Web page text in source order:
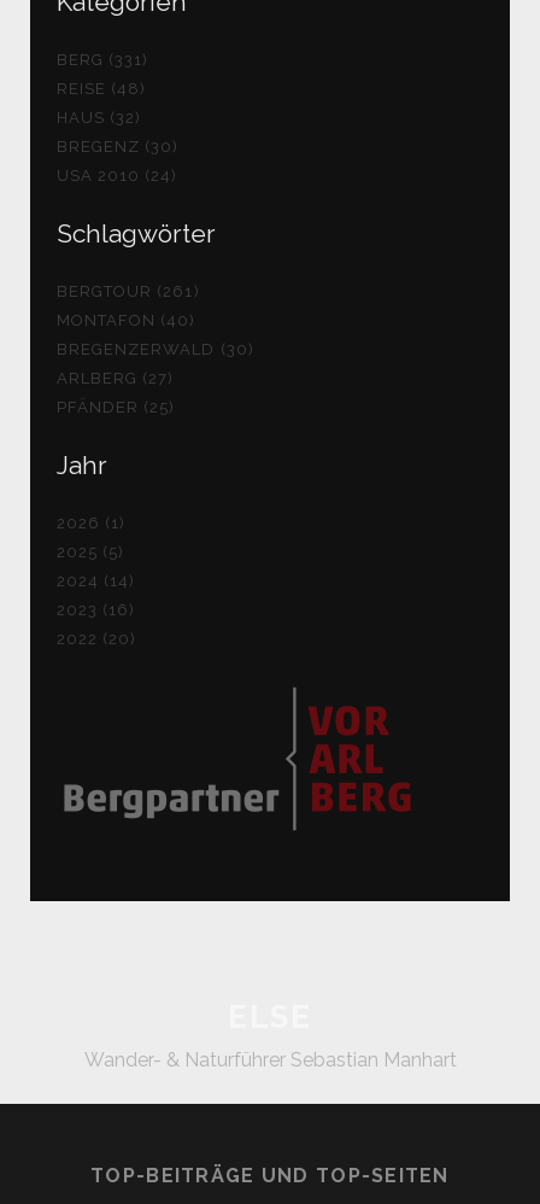
BERG (331)
REISE (48)
HAUS (32)
BREGENZ (30)
USA 2010 (24)
Schlagwörter
BERGTOUR (261)
MONTAFON (40)
BREGENZERWALD (30)
ARLBERG (27)
PFÄNDER (25)
Jahr
2026 (1)
2025 (5)
2024 (14)
2023 (16)
2022 (20)
Wander- & Naturführer Sebastian Manhart
TOP-BEITRÄGE UND TOP-SEITEN